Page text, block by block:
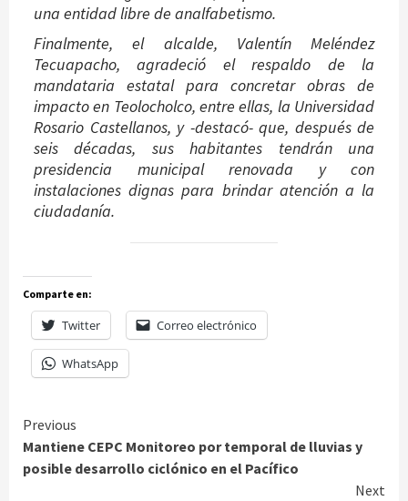
una entidad libre de analfabetismo.
Finalmente, el alcalde, Valentín Meléndez
Tecuapacho, agradeció el respaldo de la
mandataria estatal para concretar obras de
impacto en Teolocholco, entre ellas, la Universidad
Rosario Castellanos, y -destacó- que, después de
seis décadas, sus habitantes tendrán una
presidencia municipal renovada y con
instalaciones dignas para brindar atención a la
ciudadanía.
Comparte en:
Twitter Correo electrónico
WhatsApp
Continue
Reading
Previous
Mantiene CEPC Monitoreo por temporal de lluvias y
posible desarrollo ciclónico en el Pacífico
Next